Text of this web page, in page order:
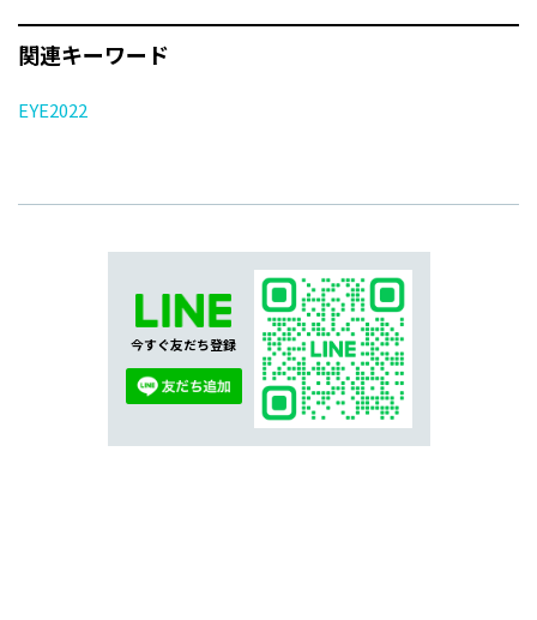
関連キーワード
EYE2022
今すぐ友だち登録